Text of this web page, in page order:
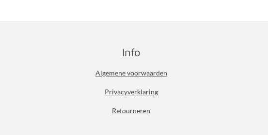
Info
Algemene voorwaarden
Privacyverklaring
Retourneren